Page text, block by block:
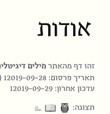
אודות
זהו דף מהאתרמילים
תאריך פרסום: 12019-09-28 (
עדכון אחרון: 12019-09-29
תצוגה: ⎁